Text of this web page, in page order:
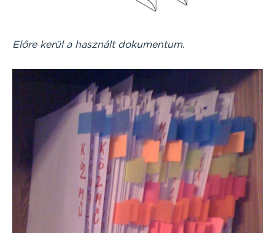
Előre kerül a használt dokumentum.